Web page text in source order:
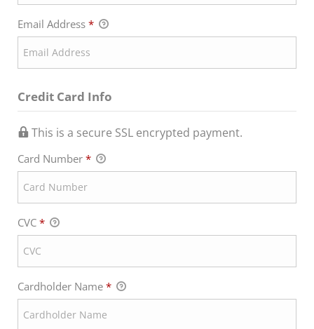
Email Address *
Credit Card Info
This is a secure SSL encrypted payment.
Card Number *
CVC *
Cardholder Name *